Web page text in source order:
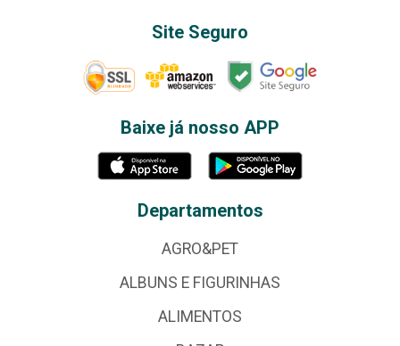
Site Seguro
Baixe já nosso APP
Departamentos
AGRO&PET
ALBUNS E FIGURINHAS
ALIMENTOS